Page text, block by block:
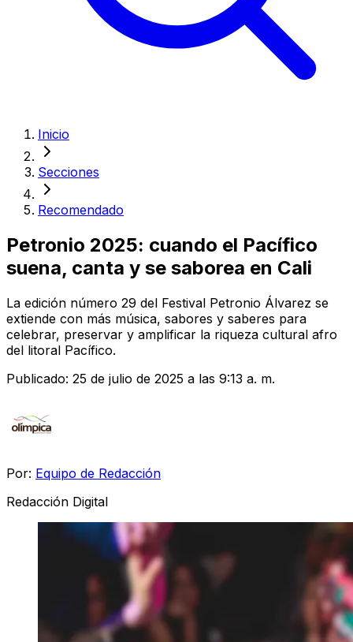
Inicio
Secciones
Recomendado
Petronio 2025: cuando el Pacífico
suena, canta y se saborea en Cali
La edición número 29 del Festival Petronio Álvarez se
extiende con más música, sabores y saberes para
celebrar, preservar y amplificar la riqueza cultural afro
del litoral Pacífico.
Publicado: 25 de julio de 2025 a las 9:13 a. m.
Por: Equipo de Redacción
Redacción Digital